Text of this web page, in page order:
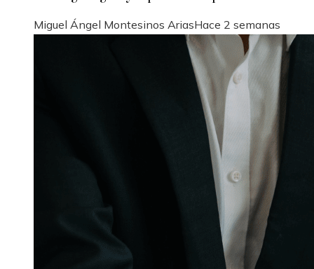
Miguel Ángel Montesinos AriasHace 2 semanas